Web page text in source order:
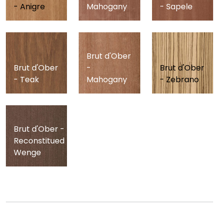
- Anigre
Mahogany
- Sapele
Brut d'Ober
- Teak
Brut d'Ober
-
Mahogany
Brut d'Ober
- Zebrano
Brut d'Ober -
Reconstitued
Wenge